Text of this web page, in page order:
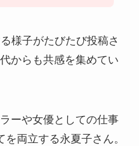
様子がたびたび投稿さ
からも共感を集めてい
ーや女優としての仕事
両立する永夏子さん。